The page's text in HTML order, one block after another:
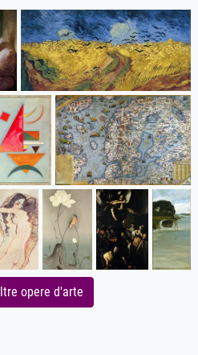
opere d'arte